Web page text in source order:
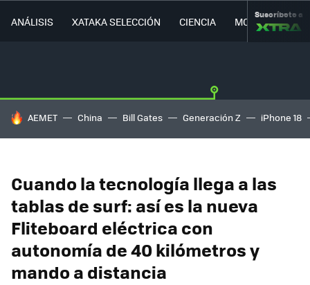
ANÁLISIS XATAKA SELECCIÓN CIENCIA MOVILIDAD
Suscríbete a
HOY SE HABLA DE
AEMET China Bill Gates Generación Z iPhone 18
Cuando la tecnología llega a las
tablas de surf: así es la nueva
Fliteboard eléctrica con
autonomía de 40 kilómetros y
mando a distancia